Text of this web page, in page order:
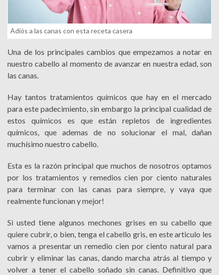
Adiós a las canas con esta receta casera
Una de los principales cambios que empezamos a notar en
nuestro cabello al momento de avanzar en nuestra edad, son
las canas.
Hay tantos tratamientos químicos que hay en el mercado
para este padecimiento, sin embargo la principal cualidad de
estos químicos es que están repletos de ingredientes
químicos, que ademas de no solucionar el mal, dañan
muchísimo nuestro cabello.
Esta es la razón principal que muchos de nosotros optamos
por los tratamientos y remedios cien por ciento naturales
para terminar con las canas para siempre, y vaya que
realmente funcionan y mejor!
Si usted tiene algunos mechones grises en su cabello que
quiere cubrir, o bien, tenga el cabello gris, en este articulo les
vamos a presentar un remedio cien por ciento natural para
cubrir y eliminar las canas, dando marcha atrás al tiempo y
volver a tener el cabello soñado sin canas. Definitivo que